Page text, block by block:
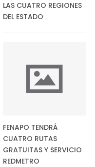
LAS CUATRO REGIONES
DEL ESTADO
FENAPO TENDRÁ
CUATRO RUTAS
GRATUITAS Y SERVICIO
REDMETRO